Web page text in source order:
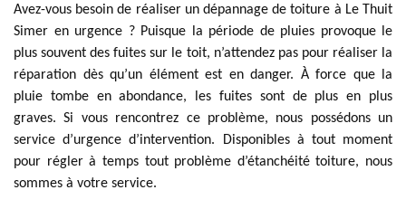
Avez-vous besoin de réaliser un dépannage de toiture à Le Thuit
Simer en urgence ? Puisque la période de pluies provoque le
plus souvent des fuites sur le toit, n’attendez pas pour réaliser la
réparation dès qu’un élément est en danger. À force que la
pluie tombe en abondance, les fuites sont de plus en plus
graves. Si vous rencontrez ce problème, nous possédons un
service d’urgence d’intervention. Disponibles à tout moment
pour régler à temps tout problème d’étanchéité toiture, nous
sommes à votre service.